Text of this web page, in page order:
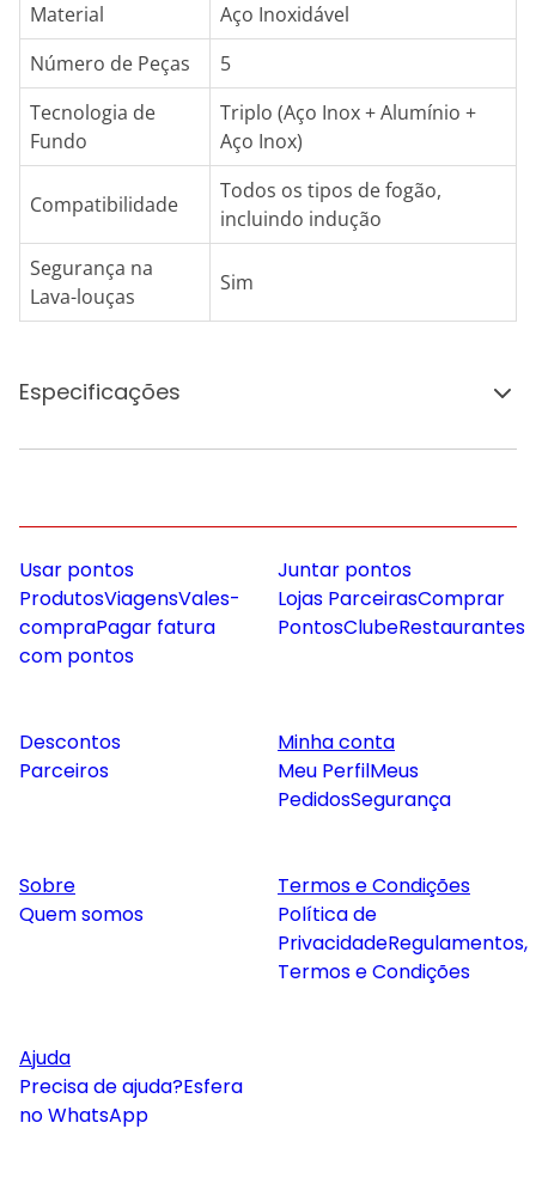
Material
Aço Inoxidável
Número de Peças
5
Tecnologia de
Fundo
Triplo (Aço Inox + Alumínio +
Aço Inox)
Compatibilidade
Todos os tipos de fogão,
incluindo indução
Segurança na
Lava-louças
Sim
Especificações
Usar pontos
ProdutosViagensVales-
compraPagar fatura
com pontos
Juntar pontos
Lojas ParceirasComprar
PontosClubeRestaurantes
Descontos
Parceiros
Minha conta
Meu PerfilMeus
PedidosSegurança
Sobre
Quem somos
Termos e Condições
Política de
PrivacidadeRegulamentos,
Termos e Condições
Ajuda
Precisa de ajuda?Esfera
no WhatsApp